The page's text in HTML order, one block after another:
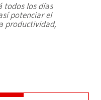
todos los días
potenciar el
productividad,